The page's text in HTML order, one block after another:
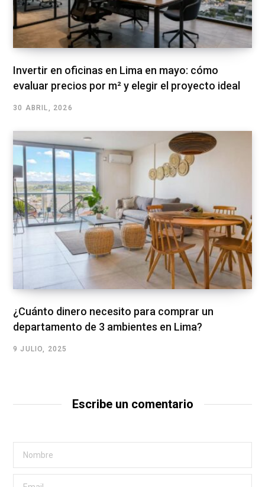
Invertir en oficinas en Lima en mayo: cómo
evaluar precios por m² y elegir el proyecto ideal
30 ABRIL, 2026
¿Cuánto dinero necesito para comprar un
departamento de 3 ambientes en Lima?
9 JULIO, 2025
Escribe un comentario